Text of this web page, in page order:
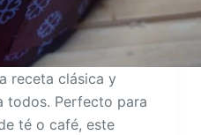
receta clásica y
todos. Perfecto para
té o café, este